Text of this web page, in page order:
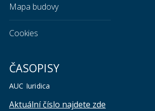
Mapa budovy
Cookies
ČASOPISY
AUC Iuridica
Aktuální číslo najdete zde